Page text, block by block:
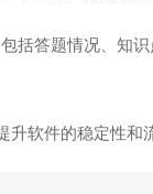
括答题情况、知
软件的稳定性和